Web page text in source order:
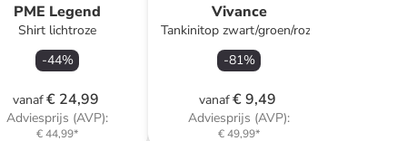
PME Legend
Shirt lichtroze
-44%
vanaf€ 24,99
Adviesprijs (AVP):
€ 44,99*
Vivance
Tankinitop zwart/groen/roze
-81%
vanaf€ 9,49
Adviesprijs (AVP):
€ 49,99*